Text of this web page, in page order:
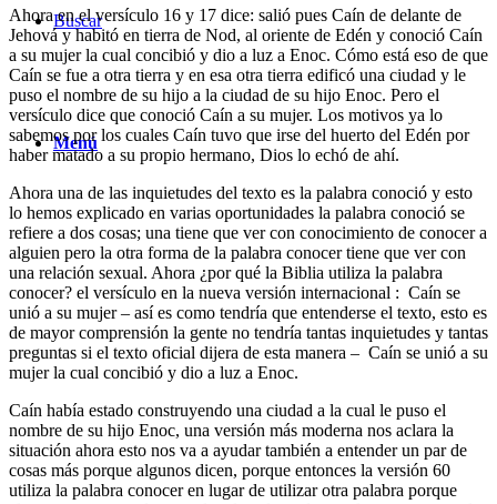
Buscar
Menú
Ahora en el versículo 16 y 17 dice: salió pues Caín de delante de
Jehová y habitó en tierra de Nod, al oriente de Edén y conoció Caín
a su mujer la cual concibió y dio a luz a Enoc. Cómo está eso de que
Caín se fue a otra tierra y en esa otra tierra edificó una ciudad y le
puso el nombre de su hijo a la ciudad de su hijo Enoc. Pero el
versículo dice que conoció Caín a su mujer. Los motivos ya lo
sabemos por los cuales Caín tuvo que irse del huerto del Edén por
haber matado a su propio hermano, Dios lo echó de ahí.
Ahora una de las inquietudes del texto es la palabra conoció y esto
lo hemos explicado en varias oportunidades la palabra conoció se
refiere a dos cosas; una tiene que ver con conocimiento de conocer a
alguien pero la otra forma de la palabra conocer tiene que ver con
una relación sexual. Ahora ¿por qué la Biblia utiliza la palabra
conocer? el versículo en la nueva versión internacional : Caín se
unió a su mujer – así es como tendría que entenderse el texto, esto es
de mayor comprensión la gente no tendría tantas inquietudes y tantas
preguntas si el texto oficial dijera de esta manera – Caín se unió a su
mujer la cual concibió y dio a luz a Enoc.
Caín había estado construyendo una ciudad a la cual le puso el
nombre de su hijo Enoc, una versión más moderna nos aclara la
situación ahora esto nos va a ayudar también a entender un par de
cosas más porque algunos dicen, porque entonces la versión 60
utiliza la palabra conocer en lugar de utilizar otra palabra porque